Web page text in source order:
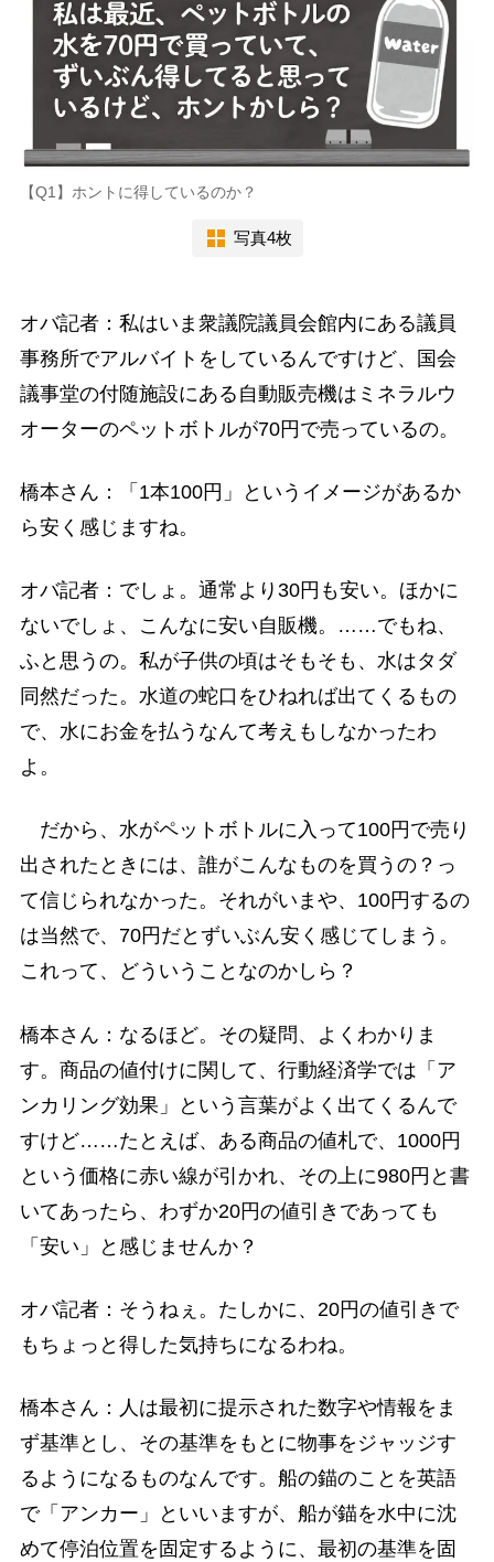
【Q1】ホントに得しているのか？
写真4枚
オバ記者：私はいま衆議院議員会館内にある議員
事務所でアルバイトをしているんですけど、国会
議事堂の付随施設にある自動販売機はミネラルウ
オーターのペットボトルが70円で売っているの。
橋本さん：「1本100円」というイメージがあるか
ら安く感じますね。
オバ記者：でしょ。通常より30円も安い。ほかに
ないでしょ、こんなに安い自販機。……でもね、
ふと思うの。私が子供の頃はそもそも、水はタダ
同然だった。水道の蛇口をひねれば出てくるもの
で、水にお金を払うなんて考えもしなかったわ
よ。
だから、水がペットボトルに入って100円で売り
出されたときには、誰がこんなものを買うの？っ
て信じられなかった。それがいまや、100円するの
は当然で、70円だとずいぶん安く感じてしまう。
これって、どういうことなのかしら？
橋本さん：なるほど。その疑問、よくわかりま
す。商品の値付けに関して、行動経済学では「ア
ンカリング効果」という言葉がよく出てくるんで
すけど……たとえば、ある商品の値札で、1000円
という価格に赤い線が引かれ、その上に980円と書
いてあったら、わずか20円の値引きであっても
「安い」と感じませんか？
オバ記者：そうねぇ。たしかに、20円の値引きで
もちょっと得した気持ちになるわね。
橋本さん：人は最初に提示された数字や情報をま
ず基準とし、その基準をもとに物事をジャッジす
るようになるものなんです。船の錨のことを英語
で「アンカー」といいますが、船が錨を水中に沈
めて停泊位置を固定するように、最初の基準を固